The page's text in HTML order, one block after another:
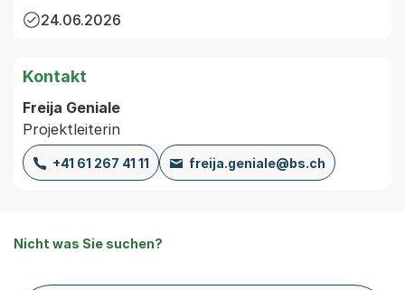
24.06.2026
Kontakt
Freija Geniale
Projektleiterin
+41 61 267 41 11 freija.geniale@bs.ch
Nicht was Sie suchen?